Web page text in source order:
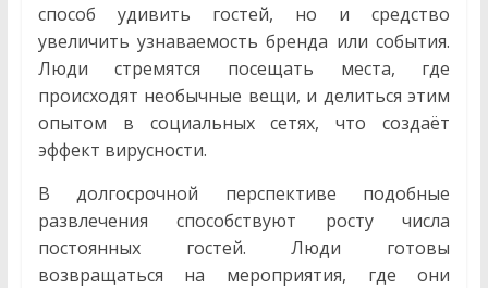
способ удивить гостей, но и средство
увеличить узнаваемость бренда или события.
Люди стремятся посещать места, где
происходят необычные вещи, и делиться этим
опытом в социальных сетях, что создаёт
эффект вирусности.
В долгосрочной перспективе подобные
развлечения способствуют росту числа
постоянных гостей. Люди готовы
возвращаться на мероприятия, где они